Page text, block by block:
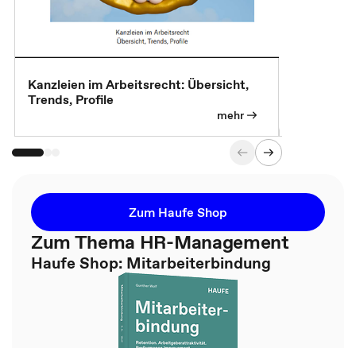
Kanzleien im Arbeitsrecht: Übersicht,
Trends, Profile
mehr
Zum Haufe Shop
Zum Thema HR-Management
Haufe Shop: Mitarbeiterbindung